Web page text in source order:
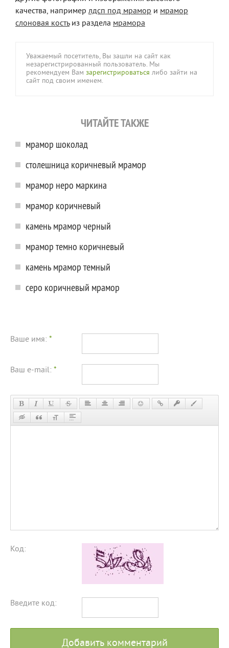
качества, например лдсп под мрамор и мрамор
слоновая костьиз раздела мрамора
Уважаемый посетитель, Вы зашли на сайт как
незарегистрированный пользователь. Мы
рекомендуем Вам зарегистрироваться либо зайти на
сайт под своим именем.
ЧИТАЙТЕ ТАКЖЕ
мрамор шоколад
столешница коричневый мрамор
мрамор неро маркина
мрамор коричневый
камень мрамор черный
мрамор темно коричневый
камень мрамор темный
серо коричневый мрамор
Ваше имя: *
Ваш e-mail: *
Код:
Введите код:
Добавить комментарий